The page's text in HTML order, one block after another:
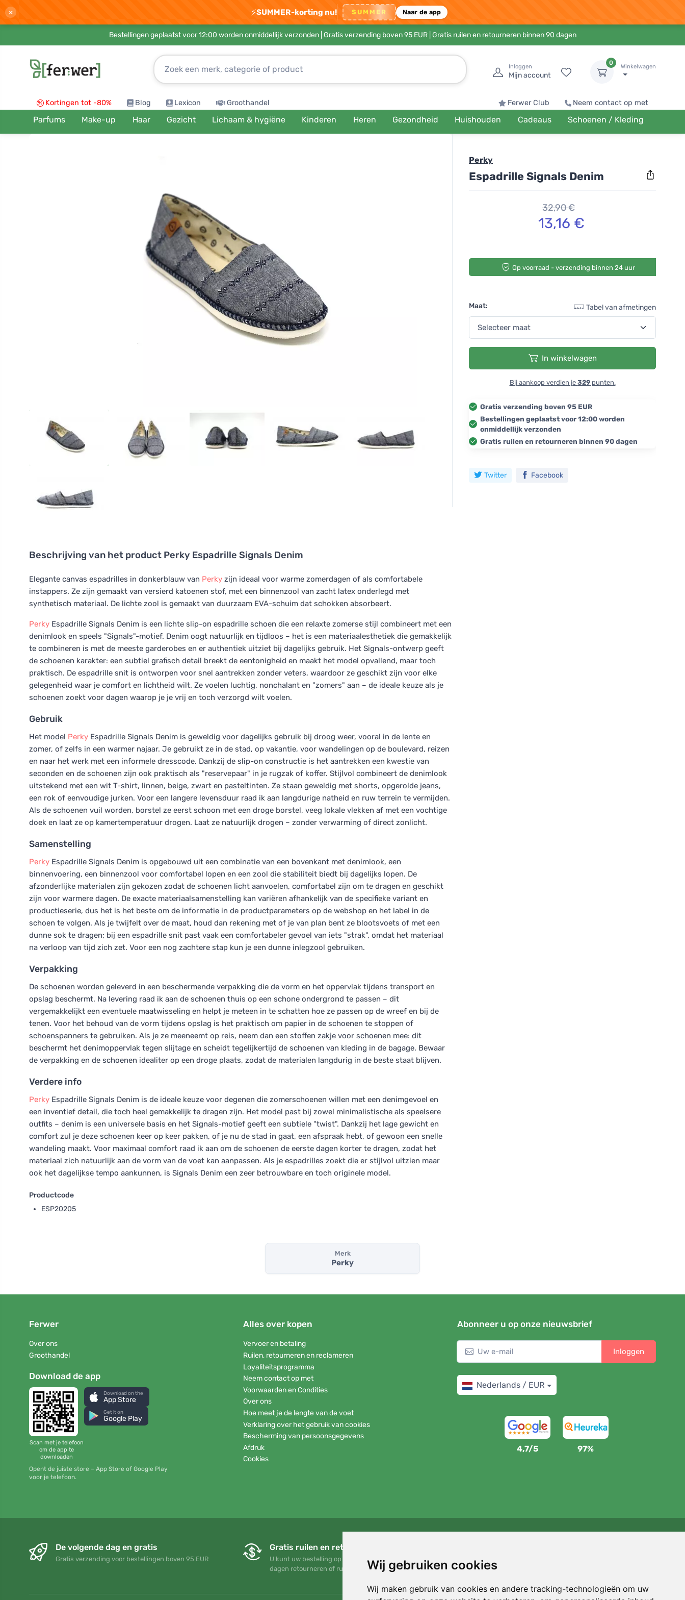
Wij gebruiken cookies
Wij maken gebruik van cookies en andere tracking-technologieën om uw
× ⚡SUMMER-korting nu! SUMMER Naar de app
Bestellingen geplaatst voor 12:00 worden onmiddellijk verzonden | Gratis verzending boven 95 EUR| Gratis ruilen en retourneren binnen 90 dagen
Inloggen
Mijn account
0
Winkelwagen
Kortingen tot -80% Blog Lexicon Groothandel Ferwer Club Neem contact op met
Parfums Make-up Haar Gezicht Lichaam & hygiëne Kinderen Heren Gezondheid Huishouden Cadeaus Schoenen / Kleding
Beschrijving van het product Perky Espadrille Signals Denim
Elegante canvas espadrilles in donkerblauw van Perky zijn ideaal voor warme zomerdagen of als comfortabele
instappers. Ze zijn gemaakt van versierd katoenen stof, met een binnenzool van zacht latex onderlegd met
synthetisch materiaal. De lichte zool is gemaakt van duurzaam EVA-schuim dat schokken absorbeert.
Perky Espadrille Signals Denim is een lichte slip-on espadrille schoen die een relaxte zomerse stijl combineert met een
denimlook en speels "Signals"-motief. Denim oogt natuurlijk en tijdloos – het is een materiaalesthetiek die gemakkelijk
te combineren is met de meeste garderobes en er authentiek uitziet bij dagelijks gebruik. Het Signals-ontwerp geeft
de schoenen karakter: een subtiel grafisch detail breekt de eentonigheid en maakt het model opvallend, maar toch
praktisch. De espadrille snit is ontworpen voor snel aantrekken zonder veters, waardoor ze geschikt zijn voor elke
gelegenheid waar je comfort en lichtheid wilt. Ze voelen luchtig, nonchalant en "zomers" aan – de ideale keuze als je
schoenen zoekt voor dagen waarop je je vrij en toch verzorgd wilt voelen.
Gebruik
Het model Perky Espadrille Signals Denim is geweldig voor dagelijks gebruik bij droog weer, vooral in de lente en
zomer, of zelfs in een warmer najaar. Je gebruikt ze in de stad, op vakantie, voor wandelingen op de boulevard, reizen
en naar het werk met een informele dresscode. Dankzij de slip-on constructie is het aantrekken een kwestie van
seconden en de schoenen zijn ook praktisch als "reservepaar" in je rugzak of koffer. Stijlvol combineert de denimlook
uitstekend met een wit T-shirt, linnen, beige, zwart en pasteltinten. Ze staan geweldig met shorts, opgerolde jeans,
een rok of eenvoudige jurken. Voor een langere levensduur raad ik aan langdurige natheid en ruw terrein te vermijden.
Als de schoenen vuil worden, borstel ze eerst schoon met een droge borstel, veeg lokale vlekken af met een vochtige
doek en laat ze op kamertemperatuur drogen. Laat ze natuurlijk drogen – zonder verwarming of direct zonlicht.
Samenstelling
Perky Espadrille Signals Denim is opgebouwd uit een combinatie van een bovenkant met denimlook, een
binnenvoering, een binnenzool voor comfortabel lopen en een zool die stabiliteit biedt bij dagelijks lopen. De
afzonderlijke materialen zijn gekozen zodat de schoenen licht aanvoelen, comfortabel zijn om te dragen en geschikt
zijn voor warmere dagen. De exacte materiaalsamenstelling kan variëren afhankelijk van de specifieke variant en
productieserie, dus het is het beste om de informatie in de productparameters op de webshop en het label in de
schoen te volgen. Als je twijfelt over de maat, houd dan rekening met of je van plan bent ze blootsvoets of met een
dunne sok te dragen; bij een espadrille snit past vaak een comfortabeler gevoel van iets "strak", omdat het materiaal
na verloop van tijd zich zet. Voor een nog zachtere stap kun je een dunne inlegzool gebruiken.
Verpakking
De schoenen worden geleverd in een beschermende verpakking die de vorm en het oppervlak tijdens transport en
opslag beschermt. Na levering raad ik aan de schoenen thuis op een schone ondergrond te passen – dit
vergemakkelijkt een eventuele maatwisseling en helpt je meteen in te schatten hoe ze passen op de wreef en bij de
tenen. Voor het behoud van de vorm tijdens opslag is het praktisch om papier in de schoenen te stoppen of
schoenspanners te gebruiken. Als je ze meeneemt op reis, neem dan een stoffen zakje voor schoenen mee: dit
beschermt het denimoppervlak tegen slijtage en scheidt tegelijkertijd de schoenen van kleding in de bagage. Bewaar
de verpakking en de schoenen idealiter op een droge plaats, zodat de materialen langdurig in de beste staat blijven.
Verdere info
Perky Espadrille Signals Denim is de ideale keuze voor degenen die zomerschoenen willen met een denimgevoel en
een inventief detail, die toch heel gemakkelijk te dragen zijn. Het model past bij zowel minimalistische als speelsere
outfits – denim is een universele basis en het Signals-motief geeft een subtiele "twist". Dankzij het lage gewicht en
comfort zul je deze schoenen keer op keer pakken, of je nu de stad in gaat, een afspraak hebt, of gewoon een snelle
wandeling maakt. Voor maximaal comfort raad ik aan om de schoenen de eerste dagen korter te dragen, zodat het
materiaal zich natuurlijk aan de vorm van de voet kan aanpassen. Als je espadrilles zoekt die er stijlvol uitzien maar
ook het dagelijkse tempo aankunnen, is Signals Denim een zeer betrouwbare en toch originele model.
Productcode
ESP20205
Perky
Espadrille Signals Denim
32,90 €
13,16 €
Op voorraad - verzending binnen 24 uur
Maat: Tabel van afmetingen
In winkelwagen
Bij aankoop verdien je 329punten.
Gratis verzending boven 95 EUR
Bestellingen geplaatst voor 12:00 worden
onmiddellijk verzonden
Gratis ruilen en retourneren binnen 90 dagen
Twitter Facebook
Merk
Perky
Ferwer
Over ons
Groothandel
Download de app
Scan met je telefoon
om de app te
downloaden
Download on the
App Store
Get it on
Google Play
Opent de juiste store – App Store of Google Play
voor je telefoon.
Alles over kopen
Vervoer en betaling
Ruilen, retourneren en reclameren
Loyaliteitsprogramma
Neem contact op met
Voorwaarden en Condities
Over ons
Hoe meet je de lengte van de voet
Verklaring over het gebruik van cookies
Bescherming van persoonsgegevens
Afdruk
Cookies
Abonneer u op onze nieuwsbrief
Inloggen
Nederlands / EUR
4,7/5 97%
De volgende dag en gratis
Gratis verzending voor bestellingen boven 95 EUR
Gratis ruilen en retourneren
U kunt uw bestelling op elk gewenst moment binnen 90
dagen retourneren of ruilen
Over ons